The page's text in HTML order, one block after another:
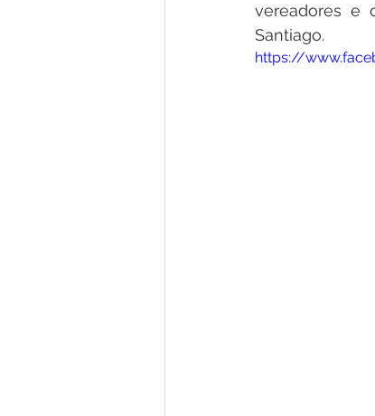
Homenagem e
vereadores e
Santiago.
https://